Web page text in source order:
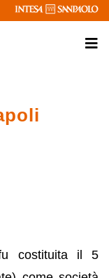
costituita il 5